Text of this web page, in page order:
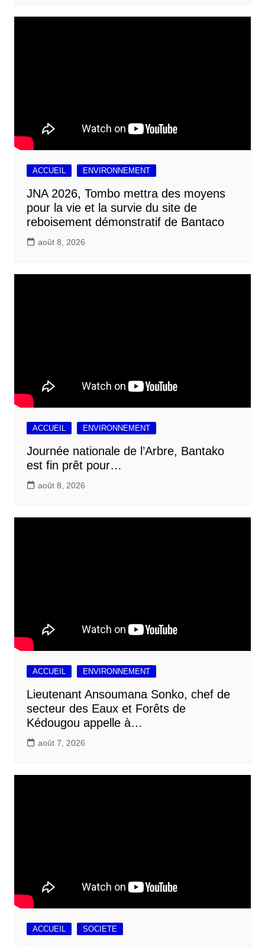
ACCUEIL ENVIRONNEMENT
JNA 2026, Tombo mettra des moyens
pour la vie et la survie du site de
reboisement démonstratif de Bantaco
août 8, 2026
ACCUEIL ENVIRONNEMENT
Journée nationale de l’Arbre, Bantako
est fin prêt pour…
août 8, 2026
ACCUEIL ENVIRONNEMENT
Lieutenant Ansoumana Sonko, chef de
secteur des Eaux et Forêts de
Kédougou appelle à…
août 7, 2026
ACCUEIL SOCIETE